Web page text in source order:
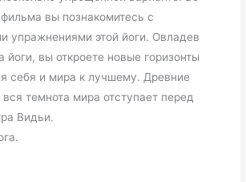
вы познакомитесь с
упражнениями этой йоги. Овладев
йоги, вы откроете новые горизонты
себя и мира к лучшему. Древние
вся темнота мира отступает перед
Видьи.